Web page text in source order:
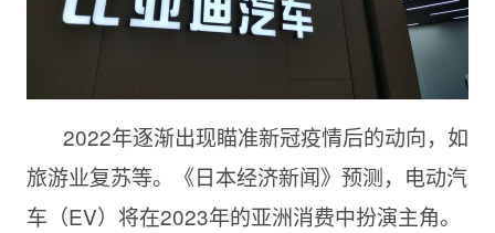
2022年逐渐出现瞄准新冠疫情后的动向，如
旅游业复苏等。《日本经济新闻》预测，电动汽
车（EV）将在2023年的亚洲消费中扮演主角。